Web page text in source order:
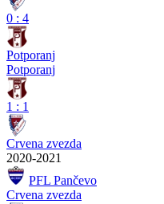
0 : 4
Potporanj
Potporanj
1 : 1
Crvena zvezda
2020-2021
PFL Pančevo
Crvena zvezda